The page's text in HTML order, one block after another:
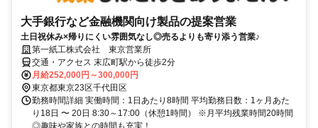
大手銀行など金融機関向け製品の提案営業
土日祝休み×帰りにくい雰囲気なし◎売るよりも寄り添う営業♪
第一紙工株式会社 東京営業所
交通・アクセス 末広町駅から徒歩2分
月給252,000円～300,000円
東京都東京23区千代田区
勤務時間詳細 実働時間：1日あたり8時間 平均勤務日数：1ヶ月あた
り18日 〜 20日 8:30～17:00（休憩1時間） ※月平均残業時間20時間